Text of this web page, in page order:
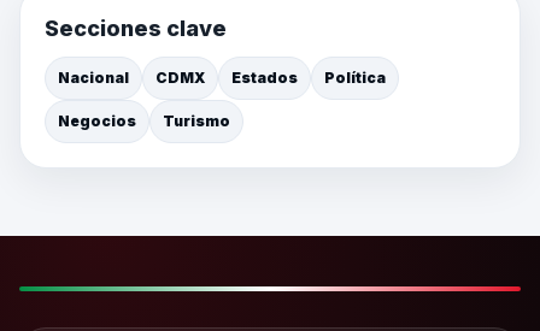
Secciones clave
Nacional CDMX Estados Política
Negocios Turismo